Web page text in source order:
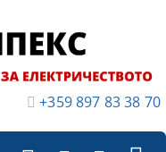
+359 897 83 38 70